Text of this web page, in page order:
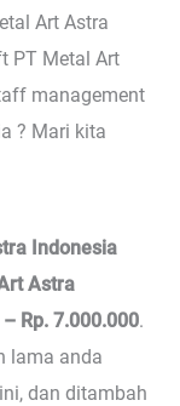
Art Astra
PT Metal Art
management
? Mari kita
Indonesia
Astra
Rp. 7.000.000.
lama anda
dan ditambah